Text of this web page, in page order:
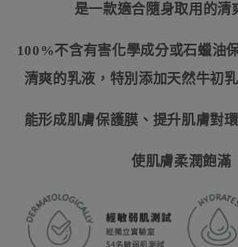
是一款適合隨身取用的清
100%不含有害化學成分或石蠟油
清爽的乳液，特別添加天然牛初
能形成肌膚保護膜、提升肌膚對
使肌膚柔潤飽滿